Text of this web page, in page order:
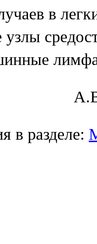
в
в разделе: